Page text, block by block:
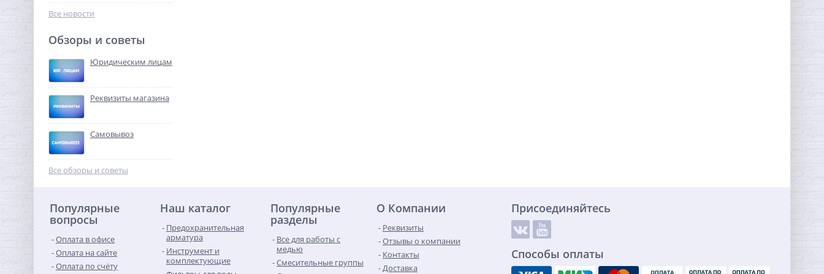
отопления с вых. под
манометр 3 бар
635,20
Модуль расширения
Neptun Smart Ethernet
15 103,00 руб.
-68%
Все новости
Обзоры и советы
Юридическим лицам
Реквизиты магазина
Самовывоз
Все обзоры и советы
Популярные
вопросы
Оплата в офисе
Оплата на сайте
Оплата по счёту
Наш каталог
Предохранительная
арматура
Инструмент и
комплектующие
Популярные
разделы
Все для работы с
медью
Смесительные группы
О Компании
Реквизиты
Отзывы о компании
Контакты
Доставка
Присоединяйтесь
Способы оплаты